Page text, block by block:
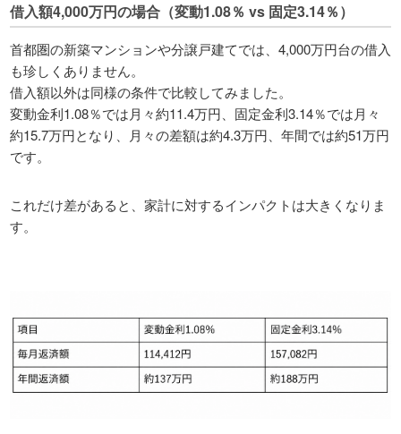
借入額4,000万円の場合（変動1.08％ vs 固定3.14％）
首都圏の新築マンションや分譲戸建てでは、4,000万円台の借入
も珍しくありません。
借入額以外は同様の条件で比較してみました。
変動金利1.08％では月々約11.4万円、固定金利3.14％では月々
約15.7万円となり、月々の差額は約4.3万円、年間では約51万円
です。
これだけ差があると、家計に対するインパクトは大きくなりま
す。